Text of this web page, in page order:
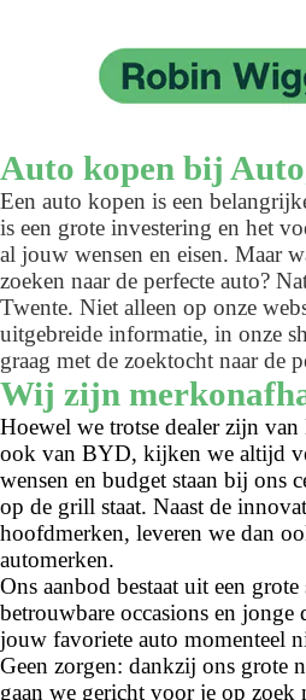
Auto kopen bij
Een auto kopen is een
is een grote investering en het
al jouw wensen en eisen. Maar
zoeken naar de perfecte auto?
Twente. Niet alleen op onze
uitgebreide informatie, in onze
graag met de zoektocht naar de
Wij zijn
Hoewel we trotse dealer zijn
ook van BYD, kijken we altijd
wensen en budget staan bij ons
op de grill staat. Naast de
hoofdmerken, leveren we dan
automerken.
Ons aanbod bestaat uit een
betrouwbare occasions en jonge
jouw favoriete auto momenteel
Geen zorgen: dankzij ons grote
gaan we gericht voor je op zoek